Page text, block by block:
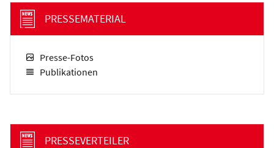
PRESSEMATERIAL
Presse-Fotos
Publikationen
PRESSEVERTEILER